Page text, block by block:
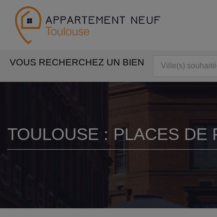
VOUS RECHERCHEZ UN BIEN
TOULOUSE : PLACES DE